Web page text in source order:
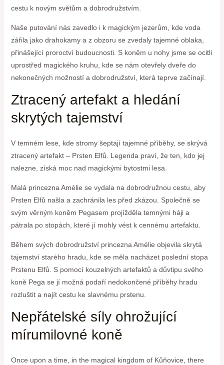
cestu k novým světům a dobrodružstvím.
Naše putování nás zavedlo i k magickým jezerům, kde voda
zářila jako drahokamy a z obzoru se zvedaly tajemné oblaka,
přinášející proroctví budoucnosti. S koněm u nohy jsme se ocitli
uprostřed magického kruhu, kde se nám otevřely dveře do
nekonečných možností a dobrodružství, která teprve začínají.
Ztracený artefakt a hledání
skrytých tajemství
V temném lese, kde stromy šeptají tajemné příběhy, se skrývá
ztracený artefakt – Prsten Elfů. Legenda praví, že ten, kdo jej
nalezne, získá moc nad magickými bytostmi lesa.
Malá princezna Amélie se vydala na dobrodružnou cestu, aby
Prsten Elfů našla a zachránila les před zkázou. Společně se
svým věrným koněm Pegasem projížděla temnými háji a
pátrala po stopách, které jí mohly vést k cennému artefaktu.
Během svých dobrodružství princezna Amélie objevila skrytá
tajemství starého hradu, kde se měla nacházet poslední stopa
Prstenu Elfů. S pomocí kouzelných artefaktů a důvtipu svého
koně Pega se jí možná podaří nedokončené příběhy hradu
rozluštit a najít cestu ke slavnému prstenu.
Nepřátelské síly ohrožující
mírumilovné koně
Once upon a time, in the magical kingdom of Kůňovice, there